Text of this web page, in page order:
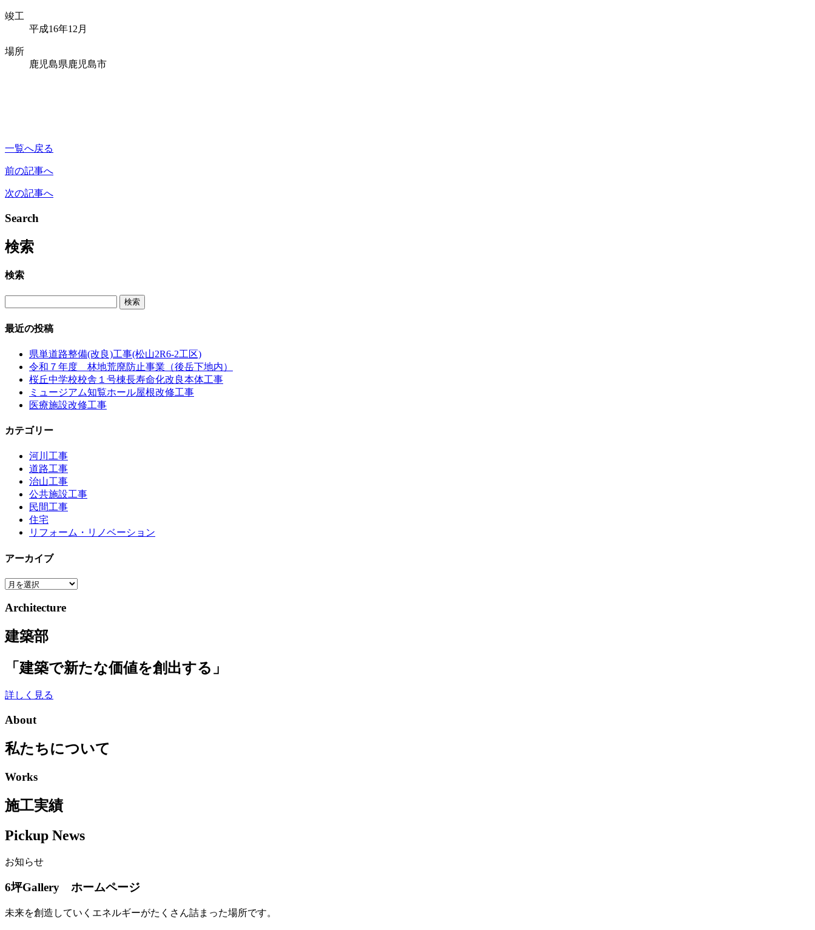
竣工
平成16年12月
場所
鹿児島県鹿児島市
一覧へ戻る
前の記事へ
次の記事へ
Search
検索
検索
最近の投稿
県単道路整備(改良)工事(松山2R6-2工区)
令和７年度 林地荒廃防止事業（後岳下地内）
桜丘中学校校舎１号棟長寿命化改良本体工事
ミュージアム知覧ホール屋根改修工事
医療施設改修工事
カテゴリー
河川工事
道路工事
治山工事
公共施設工事
民間工事
住宅
リフォーム・リノベーション
アーカイブ
ア
カ
ブ
Architecture
建築部
「建築で新たな価値を創出する」
詳しく見る
About
私たちについて
Works
施工実績
Pickup News
お知らせ
6坪Gallery ホームページ
未来を創造していくエネルギーがたくさん詰まった場所です。